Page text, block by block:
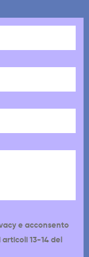
e acconsento
13-14 del